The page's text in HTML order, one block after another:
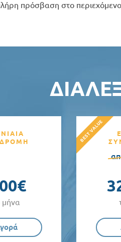
πρόσβαση στο
μήνα